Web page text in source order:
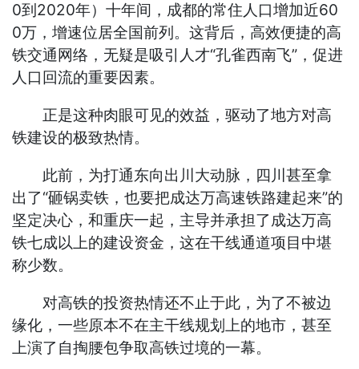
0到2020年）十年间，成都的常住人口增加近60
0万，增速位居全国前列。这背后，高效便捷的高
铁交通网络，无疑是吸引人才“孔雀西南飞”，促进
人口回流的重要因素。
正是这种肉眼可见的效益，驱动了地方对高
铁建设的极致热情。
此前，为打通东向出川大动脉，四川甚至拿
出了“砸锅卖铁，也要把成达万高速铁路建起来”的
坚定决心，和重庆一起，主导并承担了成达万高
铁七成以上的建设资金，这在干线通道项目中堪
称少数。
对高铁的投资热情还不止于此，为了不被边
缘化，一些原本不在主干线规划上的地市，甚至
上演了自掏腰包争取高铁过境的一幕。